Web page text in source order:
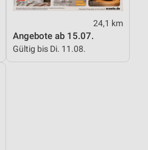
24,1 km
Angebote ab 15.07.
Gültig bis Di. 11.08.